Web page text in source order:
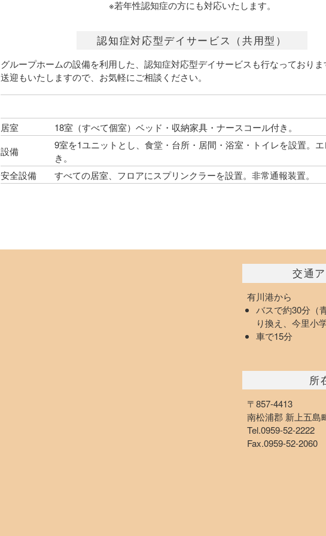
※若年性認知症の方にも対応いたします。
認知症対応型デイサービス（共用型）
グループホームの設備を利用した、認知症対応型デイサービスも行なっておりま
送迎もいたしますので、お気軽にご相談ください。
居室
18室（すべて個室）ベッド・収納家具・ナースコール付き。
設備
9室を1ユニットとし、食堂・台所・居間・浴室・トイレを設置。
き。
安全設備
すべての居室、フロアにスプリンクラーを設置。非常通報装置。
交通
有川港から
バスで約30分（
り換え、今里小
車で15分
所
〒857-4413
南松浦郡 新上五島
Tel.0959-52-2222
Fax.0959-52-2060